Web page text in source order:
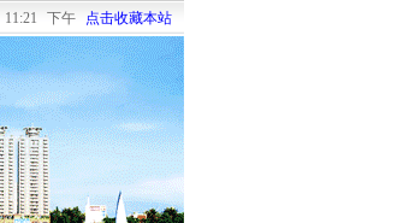
11:21 下午 点击收藏本站